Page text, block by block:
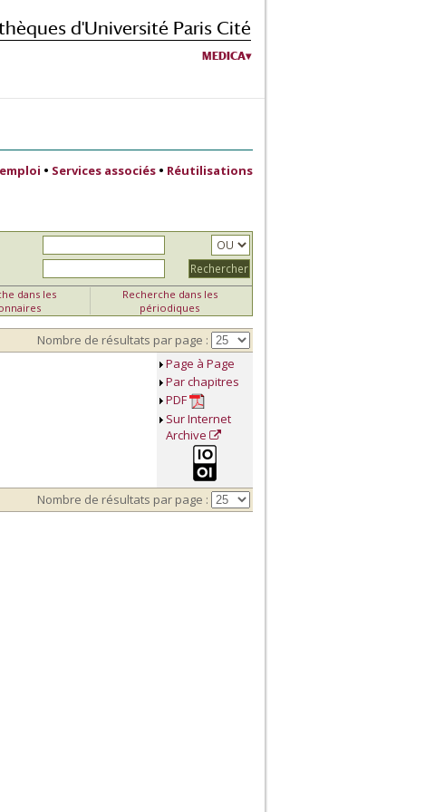
d'Université Paris Cité
MEDICA
• Services associés • Réutilisations
dans les
Recherche dans les
périodiques
Nombre de résultats par page :
Page à Page
Par chapitres
PDF
Sur Internet
Archive
Nombre de résultats par page :